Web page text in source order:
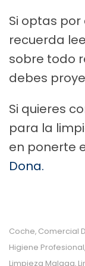
Si optas por
recuerda
sobre todo
debes
Si quieres
para la
en ponerte
Dona.
Coche, Comercial
Higiene Profesional,
Limpieza Malaga,